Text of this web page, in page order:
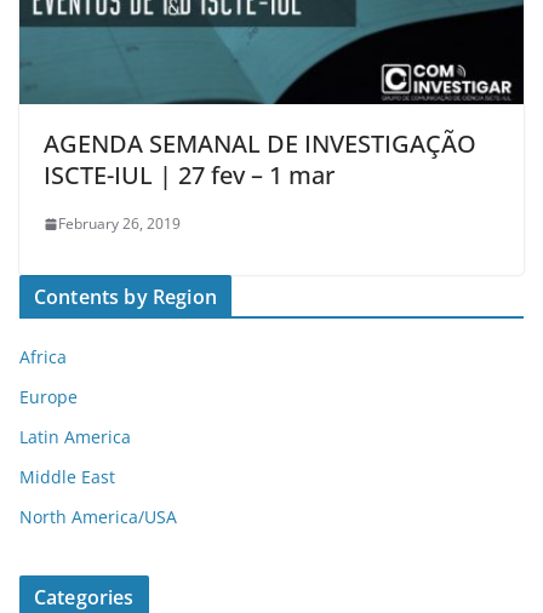
AGENDA SEMANAL DE INVESTIGAÇÃO
ISCTE-IUL | 27 fev – 1 mar
February 26, 2019
Contents by Region
Africa
Europe
Latin America
Middle East
North America/USA
Categories